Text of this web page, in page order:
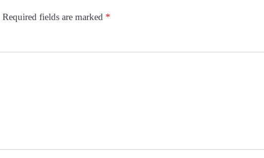
Required fields are marked *